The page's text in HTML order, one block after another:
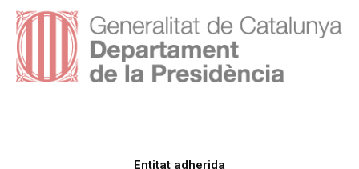
Entitat adherida